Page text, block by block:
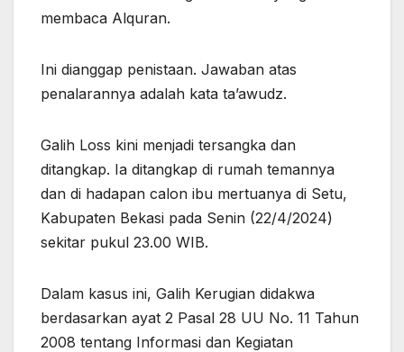
membaca Alquran.
Ini dianggap penistaan. Jawaban atas
penalarannya adalah kata ta’awudz.
Galih Loss kini menjadi tersangka dan
ditangkap. Ia ditangkap di rumah temannya
dan di hadapan calon ibu mertuanya di Setu,
Kabupaten Bekasi pada Senin (22/4/2024)
sekitar pukul 23.00 WIB.
Dalam kasus ini, Galih Kerugian didakwa
berdasarkan ayat 2 Pasal 28 UU No. 11 Tahun
2008 tentang Informasi dan Kegiatan